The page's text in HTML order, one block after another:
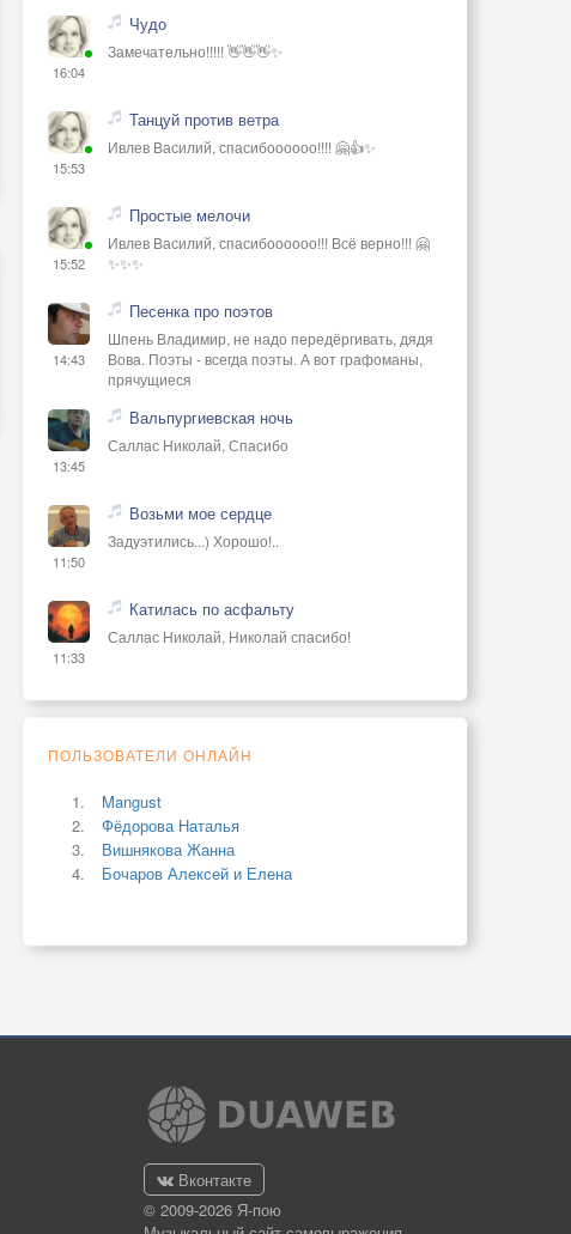
16:04
Чудо
Замечательно!!!!! 👋👋👋✨
15:53
Танцуй против ветра
Ивлев Василий, спасибоооооо!!!! 🤗👍✨
15:52
Простые мелочи
Ивлев Василий, спасибоооооо!!! Всё верно!!! 🤗
✨✨✨
14:43
Песенка про поэтов
Шпень Владимир, не надо передёргивать, дядя
Вова. Поэты - всегда поэты. А вот графоманы,
прячущиеся
13:45
Вальпургиевская ночь
Саллас Николай, Спасибо
11:50
Возьми мое сердце
Задуэтились...) Хорошо!..
11:33
Катилась по асфальту
Саллас Николай, Николай спасибо!
ПОЛЬЗОВАТЕЛИ ОНЛАЙН
Mangust
Фёдорова Наталья
Вишнякова Жанна
Бочаров Алексей и Елена
Вконтакте
© 2009-2026 Я-пою